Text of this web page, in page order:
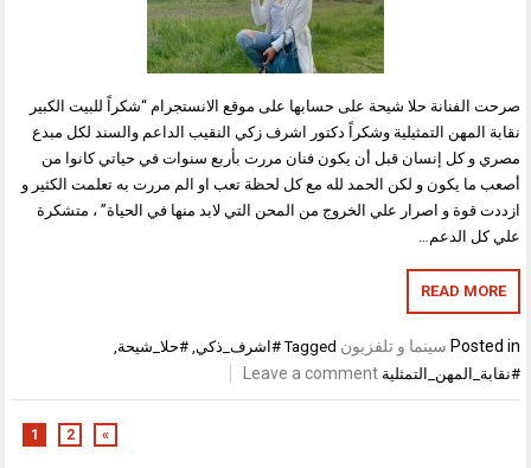
صرحت الفنانة حلا شيحة على حسابها على موقع الانستجرام “شكراً للبيت الكبير
نقابة المهن التمثيلية وشكراً دكتور اشرف زكي النقيب الداعم والسند لكل مبدع
مصري و كل إنسان قبل أن يكون فنان مررت بأربع سنوات في حياتي كانوا من
أصعب ما يكون و لكن الحمد لله مع كل لحظة تعب او الم مررت به تعلمت الكثير و
ازددت قوة و اصرار علي الخروج من المحن التي لابد منها في الحياة” ، متشكرة
علي كل الدعم…
READ MORE
Posted in سينما و تلفزيون Tagged #اشرف_ذكي ,#حلا_شيحة
#نقابة_المهن_التمثلية Leave a comment
1 2 »